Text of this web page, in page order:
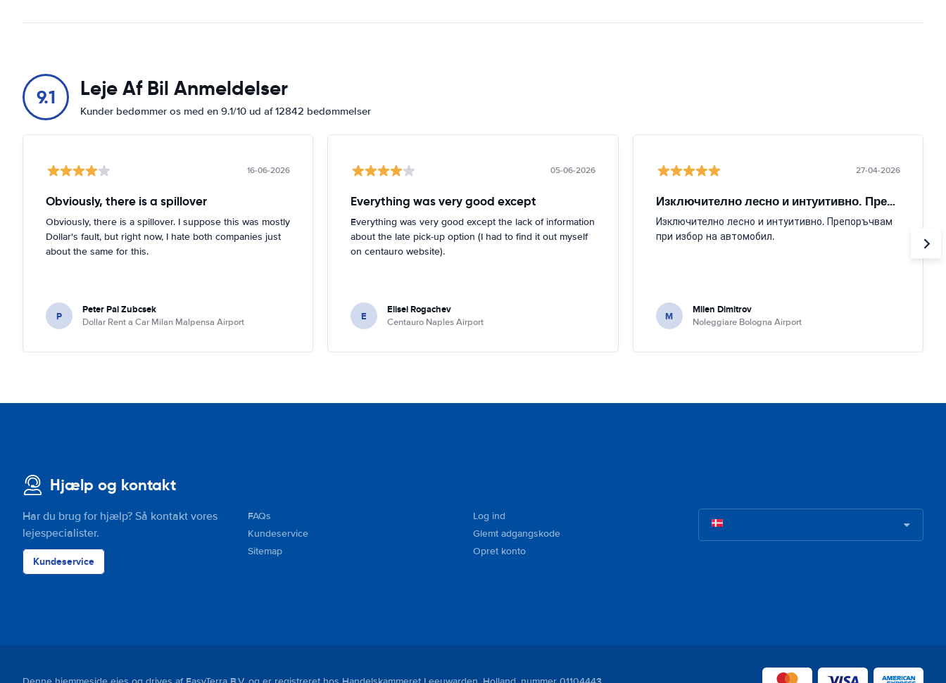
Via Evangelista Torricelli, 6
Via Gianbattista Morgagni, 16
Viale Andrea Palladio, 9
Vis på kort
9.1 Leje Af Bil Anmeldelser
Kunder bedømmer os med en 9.1/10 ud af 12842 bedømmelser
16-06-2026
Obviously, there is a spillover
Obviously, there is a spillover. I suppose this was mostly
Dollar's fault, but right now, I hate both companies just
about the same for this.
P Peter Pal Zubcsek
Dollar Rent a Car Milan Malpensa Airport
05-06-2026
Everything was very good except
Everything was very good except the lack of information
about the late pick-up option (I had to find it out myself
on centauro website).
E Elisei Rogachev
Centauro Naples Airport
27-04-2026
Изключително лесно и интуитивно. Препоръчвам
Изключително лесно и интуитивно. Препоръчвам
при избор на автомобил.
M Milen Dimitrov
Noleggiare Bologna Airport
Hjælp og kontakt
Har du brug for hjælp? Så kontakt vores
lejespecialister.
Kundeservice
FAQs
Kundeservice
Sitemap
Log ind
Glemt adgangskode
Opret konto